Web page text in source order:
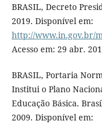
BRASIL, Decreto
2019. Disponível em:
http://www.in.gov.br/
Acesso em: 29 abr.
BRASIL, Portaria
Institui o Plano
Educação Básica.
2009. Disponível em: